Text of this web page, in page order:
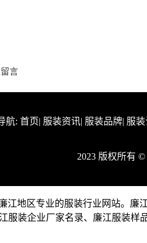
言
航: 首页| 服装资讯| 服装品牌| 服
2023 版权所有
江地区专业的服装行业网站。
服装企业厂家名录、廉江服装样